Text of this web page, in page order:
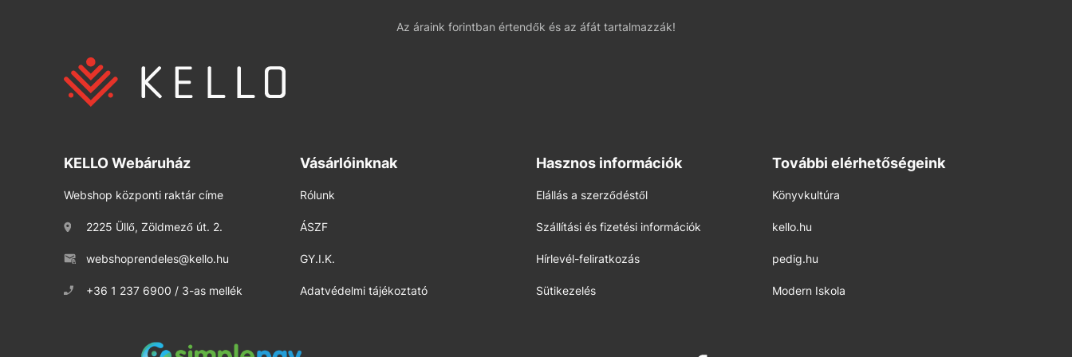
Az áraink forintban értendők és az áfát tartalmazzák!
KELLO Webáruház
Webshop központi raktár címe
2225 Üllő, Zöldmező út. 2.
webshoprendeles@kello.hu
+36 1 237 6900 / 3-as mellék
Vásárlóinknak
Rólunk
ÁSZF
GY.I.K.
Adatvédelmi tájékoztató
Hasznos információk
Elállás a szerződéstől
Szállítási és fizetési információk
Hírlevél-feliratkozás
Sütikezelés
További elérhetőségeink
Könyvkultúra
kello.hu
pedig.hu
Modern Iskola